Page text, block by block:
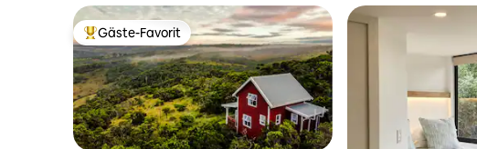
Beliebter Gäste-Favorit.
Gäste-Favorit